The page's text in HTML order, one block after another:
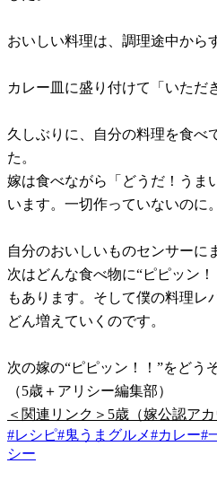
おいしい料理は、調理途中から
カレー皿に盛り付けて「いただ
久しぶりに、自分の料理を食べ
た。
嫁は食べながら「どうだ！うま
います。一切作っていないのに。
自分のおいしいものセンサーに
次はどんな食べ物に“ピピッン
もあります。そして僕の料理レ
どん増えていくのです。
次の嫁の“ピピッン！！”をどう
（5歳＋アリシー編集部）
＜関連リンク＞5歳（嫁公認アカ
#レシピ#鬼うまグルメ#カレー#
シー